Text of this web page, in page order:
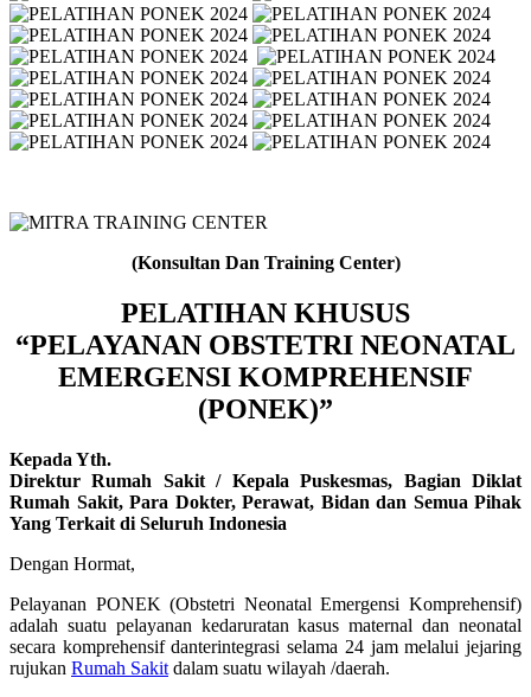
(Konsultan Dan Training Center)
PELATIHAN KHUSUS
“PELAYANAN OBSTETRI NEONATAL
EMERGENSI KOMPREHENSIF
(PONEK)”
Kepada Yth.
Direktur Rumah Sakit / Kepala Puskesmas, Bagian Diklat
Rumah Sakit, Para Dokter, Perawat, Bidan dan Semua Pihak
Yang Terkait di Seluruh Indonesia
Dengan Hormat,
Pelayanan PONEK (Obstetri Neonatal Emergensi Komprehensif)
adalah suatu pelayanan kedaruratan kasus maternal dan neonatal
secara komprehensif danterintegrasi selama 24 jam melalui jejaring
rujukan Rumah Sakit dalam suatu wilayah /daerah.